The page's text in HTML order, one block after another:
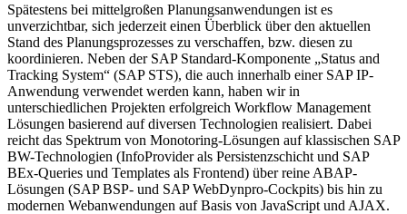
Spätestens bei mittelgroßen Planungsanwendungen ist es
unverzichtbar, sich jederzeit einen Überblick über den aktuellen
Stand des Planungsprozesses zu verschaffen, bzw. diesen zu
koordinieren. Neben der SAP Standard-Komponente „Status and
Tracking System“ (SAP STS), die auch innerhalb einer SAP IP-
Anwendung verwendet werden kann, haben wir in
unterschiedlichen Projekten erfolgreich Workflow Management
Lösungen basierend auf diversen Technologien realisiert. Dabei
reicht das Spektrum von Monotoring-Lösungen auf klassischen SAP
BW-Technologien (InfoProvider als Persistenzschicht und SAP
BEx-Queries und Templates als Frontend) über reine ABAP-
Lösungen (SAP BSP- und SAP WebDynpro-Cockpits) bis hin zu
modernen Webanwendungen auf Basis von JavaScript und AJAX.